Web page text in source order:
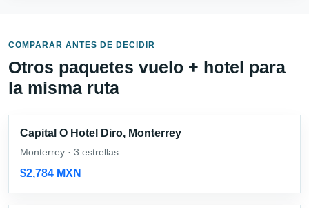
COMPARAR ANTES DE DECIDIR
Otros paquetes vuelo + hotel para
la misma ruta
Capital O Hotel Diro, Monterrey
Monterrey · 3 estrellas
$2,784 MXN